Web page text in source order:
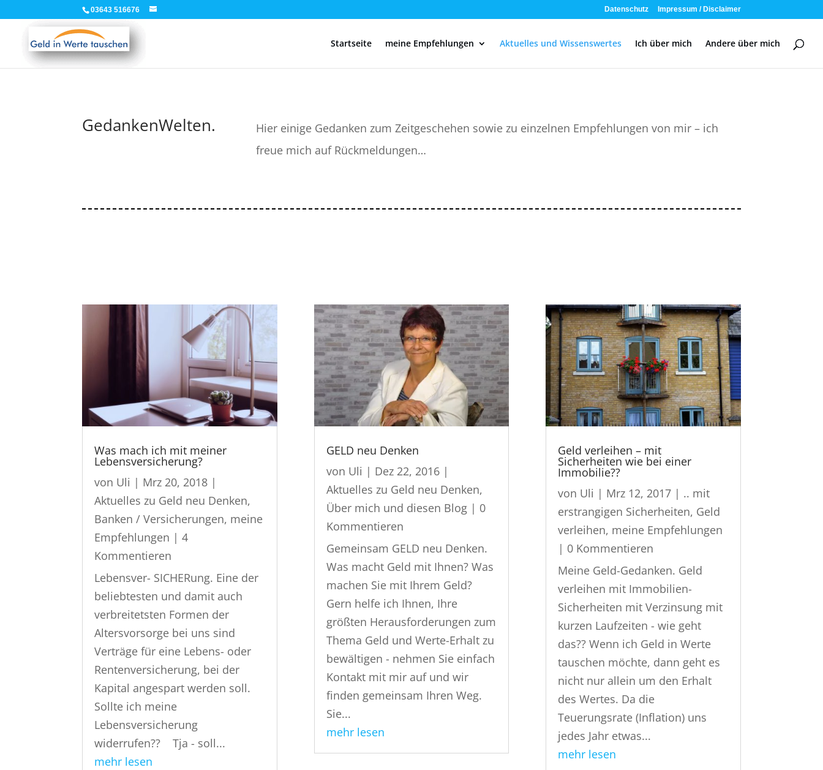
03643 516676 Datenschutz Impressum / Disclaimer
Startseite meine Empfehlungen Aktuelles und Wissenswertes Ich über mich Andere über mich
GedankenWelten.
Hier einige Gedanken zum Zeitgeschehen sowie zu einzelnen Empfehlungen von mir – ich
freue mich auf Rückmeldungen…
Was mach ich mit meiner
Lebensversicherung?
von Uli | Mrz 20, 2018 |
Aktuelles zu Geld neu Denken,
Banken / Versicherungen, meine
Empfehlungen | 4
Kommentieren
Lebensver- SICHERung. Eine der
beliebtesten und damit auch
verbreitetsten Formen der
Altersvorsorge bei uns sind
Verträge für eine Lebens- oder
Rentenversicherung, bei der
Kapital angespart werden soll.
Sollte ich meine
Lebensversicherung
widerrufen?? Tja - soll...
mehr lesen
GELD neu Denken
von Uli | Dez 22, 2016|
Aktuelles zu Geld neu Denken,
Über mich und diesen Blog| 0
Kommentieren
Gemeinsam GELD neu Denken.
Was macht Geld mit Ihnen? Was
machen Sie mit Ihrem Geld?
Gern helfe ich Ihnen, Ihre
größten Herausforderungen zum
Thema Geld und Werte-Erhalt zu
bewältigen - nehmen Sie einfach
Kontakt mit mir auf und wir
finden gemeinsam Ihren Weg.
Sie...
mehr lesen
Geld verleihen – mit
Sicherheiten wie bei einer
Immobilie??
von Uli | Mrz 12, 2017| .. mit
erstrangigen Sicherheiten, Geld
verleihen, meine Empfehlungen
| 0 Kommentieren
Meine Geld-Gedanken. Geld
verleihen mit Immobilien-
Sicherheiten mit Verzinsung mit
kurzen Laufzeiten - wie geht
das?? Wenn ich Geld in Werte
tauschen möchte, dann geht es
nicht nur allein um den Erhalt
des Wertes. Da die
Teuerungsrate (Inflation) uns
jedes Jahr etwas...
mehr lesen